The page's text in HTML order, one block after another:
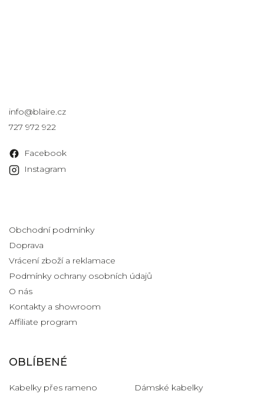
info@blaire.cz
727 972 922
Facebook
Instagram
Obchodní podmínky
Doprava
Vrácení zboží a reklamace
Podmínky ochrany osobních údajů
O nás
Kontakty a showroom
Affiliate program
OBLÍBENÉ
Kabelky přes rameno
Dámské kabelky